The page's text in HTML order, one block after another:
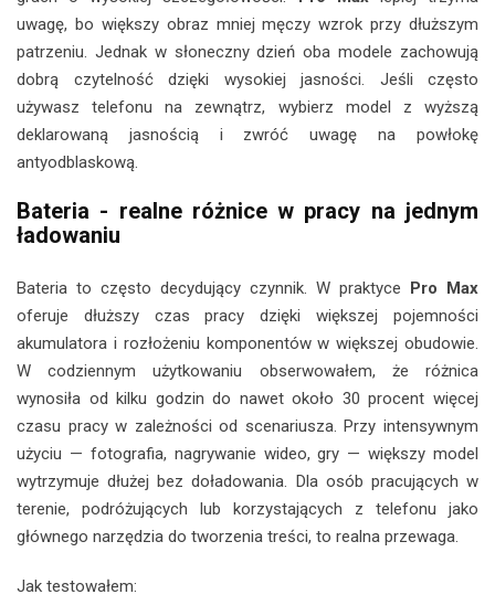
uwagę, bo większy obraz mniej męczy wzrok przy dłuższym
patrzeniu. Jednak w słoneczny dzień oba modele zachowują
dobrą czytelność dzięki wysokiej jasności. Jeśli często
używasz telefonu na zewnątrz, wybierz model z wyższą
deklarowaną jasnością i zwróć uwagę na powłokę
antyodblaskową.
Bateria - realne różnice w pracy na jednym
ładowaniu
Bateria to często decydujący czynnik. W praktyce Pro Max
oferuje dłuższy czas pracy dzięki większej pojemności
akumulatora i rozłożeniu komponentów w większej obudowie.
W codziennym użytkowaniu obserwowałem, że różnica
wynosiła od kilku godzin do nawet około 30 procent więcej
czasu pracy w zależności od scenariusza. Przy intensywnym
użyciu — fotografia, nagrywanie wideo, gry — większy model
wytrzymuje dłużej bez doładowania. Dla osób pracujących w
terenie, podróżujących lub korzystających z telefonu jako
głównego narzędzia do tworzenia treści, to realna przewaga.
Jak testowałem: